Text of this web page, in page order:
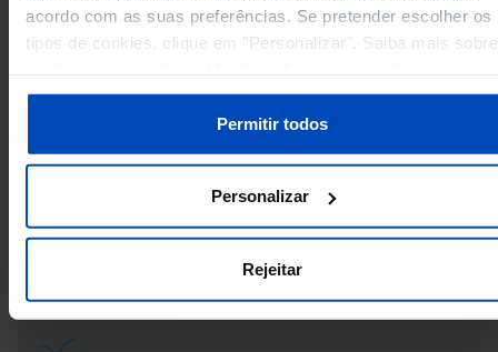
acordo com as suas preferências. Se pretender escolher os
tipos de cookies, clique em "Personalizar". Saiba mais sobre
Política de Cookies.
Permitir todos
Personalizar
Rejeitar
Last updated: 2025-11-26
Abstention rate in the elections for the Presidency of the Republic in
Autonomous Region of Madeira: total and by political party or coalition in
Municipalities